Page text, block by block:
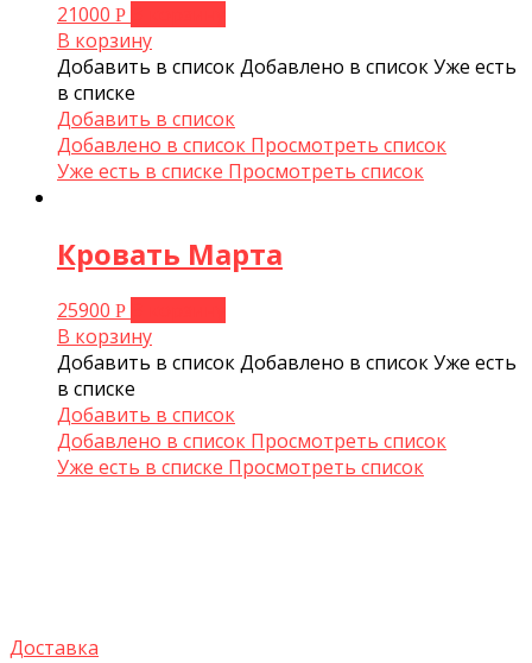
21000 Р
В корзину
Добавить в списокДобавлено в списокУже есть
в списке
Добавить в список
Добавлено в список Просмотреть список
Уже есть в списке Просмотреть список
Кровать Марта
25900 Р
В корзину
Добавить в списокДобавлено в списокУже есть
в списке
Добавить в список
Добавлено в список Просмотреть список
Уже есть в списке Просмотреть список
Доставка